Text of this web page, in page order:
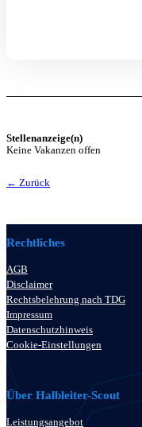
Stellenanzeige(n)
Keine Vakanzen offen
← Zurück
Rechtliches
AGB
Disclaimer
Rechtsbelehrung nach TDG
Impressum
Datenschutzhinweis
Cookie-Einstellungen
Über Halbleiter-Scout
Leistungsangebot